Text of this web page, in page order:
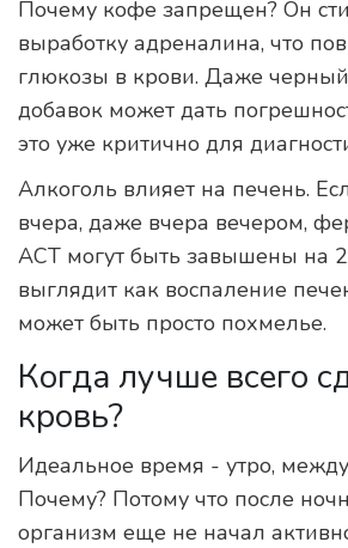
Почему кофе запрещен? Он
выработку адреналина, что
глюкозы в крови. Даже
добавок может дать
это уже критично для
Алкоголь влияет на печень.
вчера, даже вчера вечером,
АСТ могут быть завышены на
выглядит как воспаление
может быть просто похмелье.
Когда лучше всего
кровь?
Идеальное время - утро,
Почему? Потому что после
организм еще не начал